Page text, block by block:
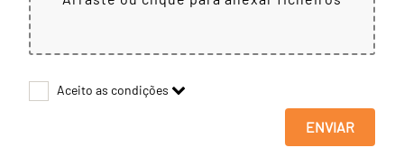
Aceito as condições
ENVIAR